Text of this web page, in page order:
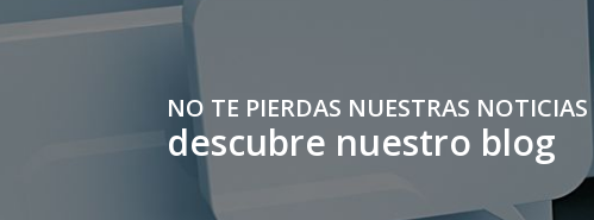
NO TE PIERDAS NUESTRAS
descubre nuestro blog